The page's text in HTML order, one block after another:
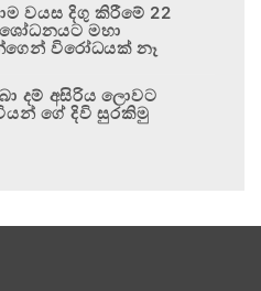
වයස දිගු කිරීමේ 22
මහා
විරෝධයක් නෑ
දම් අසිරිය ලොවට
ගේ දිවි සුරකිමු